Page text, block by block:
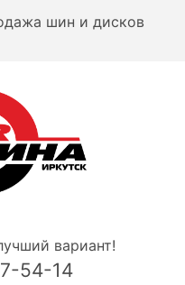
шин и дисков
вариант!
54-14